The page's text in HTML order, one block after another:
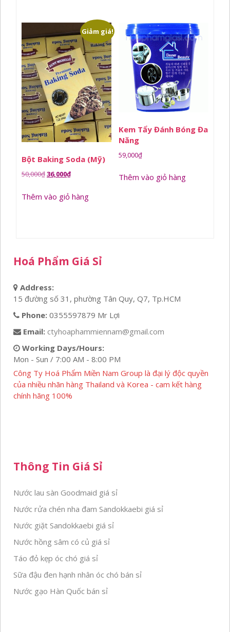
Giảm giá!
Bột Baking Soda (Mỹ)
50,000₫Giá
là:
36,000₫Giá
tại
Thêm vào giỏ hàng
Kem Tẩy Đánh Bóng Đa
Năng
59,000₫
Thêm vào giỏ hàng
Hoá Phẩm Giá Sỉ
Address:
15 đường số 31, phường Tân Quy, Q7, Tp.HCM
Phone: 0355597879 Mr Lợi
Email: ctyhoaphammiennam@gmail.com
Working Days/Hours:
Mon - Sun / 7:00 AM - 8:00 PM
Công Ty Hoá Phẩm Miền Nam Group là đại lý độc quyền
của nhiều nhãn hàng Thailand và Korea - cam kết hàng
chính hãng 100%
Thông Tin Giá Sỉ
Nước lau sàn Goodmaid giá sỉ
Nước rửa chén nha đam Sandokkaebi giá sỉ
Nước giặt Sandokkaebi giá sỉ
Nước hồng sâm có củ giá sỉ
Táo đỏ kẹp óc chó giá sỉ
Sữa đậu đen hạnh nhân óc chó bán sỉ
Nước gạo Hàn Quốc bán sỉ